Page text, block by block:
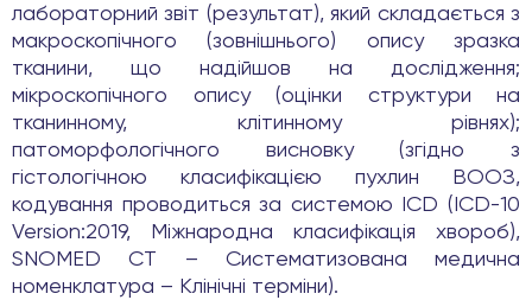
лабораторний звіт (результат), який складається з
макроскопічного (зовнішнього) опису зразка
тканини, що надійшов на дослідження;
мікроскопічного опису (оцінки структури на
тканинному, клітинному рівнях);
патоморфологічного висновку (згідно з
гістологічною класифікацією пухлин ВООЗ,
кодування проводиться за системою ICD (ICD-10
Version:2019, Міжнародна класифікація хвороб),
SNOMED CT – Систематизована медична
номенклатура – Клінічні терміни).